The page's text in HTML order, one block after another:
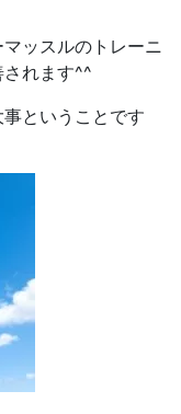
ッスルのトレーニ
れます^^
ということです